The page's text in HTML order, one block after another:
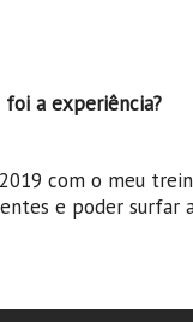
foi a experiência?
com o meu
e poder surfar